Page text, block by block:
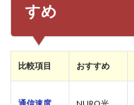
すさ重
視なら
net光
すめ
すめ
比較項目 おすすめ